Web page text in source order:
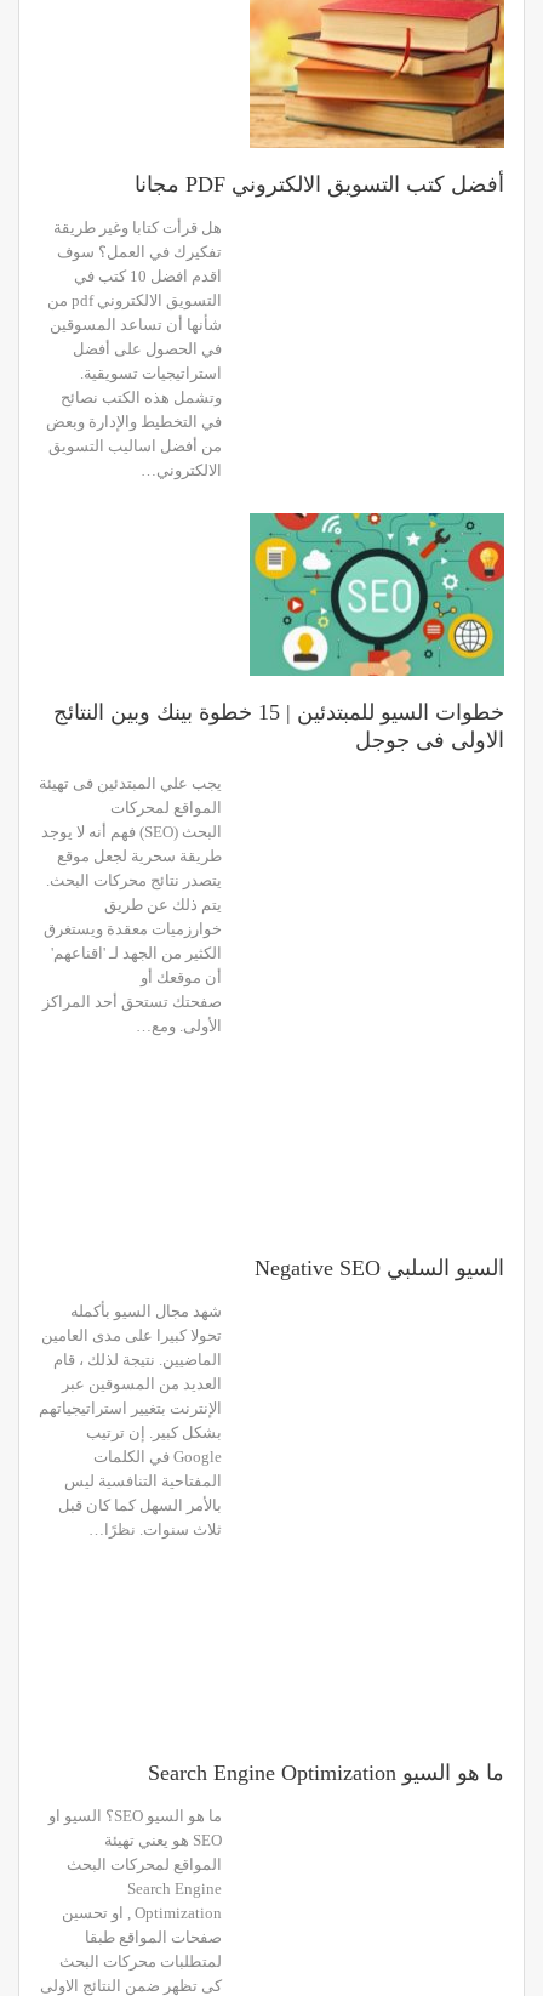
أفضل كتب التسويق الالكتروني PDF مجانا
هل قرأت كتابا وغير طريقة
تفكيرك في العمل؟ سوف
اقدم افضل 10 كتب في
التسويق الالكتروني pdf من
شأنها أن تساعد المسوقين
في الحصول على أفضل
استراتيجيات تسويقية.
وتشمل هذه الكتب نصائح
في التخطيط والإدارة وبعض
من أفضل اساليب التسويق
الالكتروني…
خطوات السيو للمبتدئين | 15 خطوة بينك وبين النتائج
الاولى فى جوجل
يجب علي المبتدئين فى تهيئة
المواقع لمحركات
البحث (SEO) فهم أنه لا يوجد
طريقة سحرية لجعل موقع
يتصدر نتائج محركات البحث.
يتم ذلك عن طريق
خوارزميات معقدة ويستغرق
الكثير من الجهد لـ 'اقناعهم'
أن موقعك أو
صفحتك تستحق أحد المراكز
الأولى. ومع…
السيو السلبي Negative SEO
شهد مجال السيو بأكمله
تحولا كبيرا على مدى العامين
الماضيين. نتيجة لذلك ، قام
العديد من المسوقين عبر
الإنترنت بتغيير استراتيجياتهم
بشكل كبير. إن ترتيب
Google في الكلمات
المفتاحية التنافسية ليس
بالأمر السهل كما كان قبل
ثلاث سنوات. نظرًا…
ما هو السيو Search Engine Optimization
ما هو السيو SEO؟ السيو او
SEO هو يعني تهيئة
المواقع لمحركات البحث
Search Engine
Optimization , او تحسين
صفحات المواقع طبقا
لمتطلبات محركات البحث
كى تظهر ضمن النتائج الاولى